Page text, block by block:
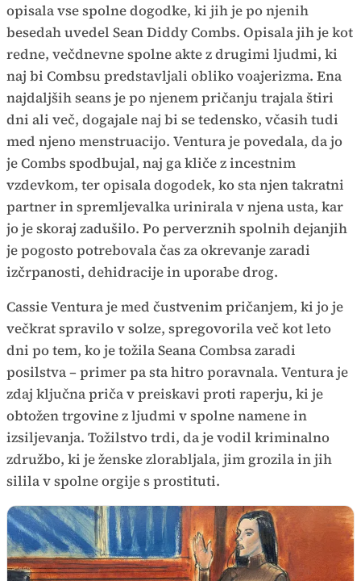
opisala vse spolne dogodke, ki jih je po njenih
besedah uvedel Sean Diddy Combs. Opisala jih je kot
redne, večdnevne spolne akte z drugimi ljudmi, ki
naj bi Combsu predstavljali obliko voajerizma. Ena
najdaljših seans je po njenem pričanju trajala štiri
dni ali več, dogajale naj bi se tedensko, včasih tudi
med njeno menstruacijo. Ventura je povedala, da jo
je Combs spodbujal, naj ga kliče z incestnim
vzdevkom, ter opisala dogodek, ko sta njen takratni
partner in spremljevalka urinirala v njena usta, kar
jo je skoraj zadušilo. Po perverznih spolnih dejanjih
je pogosto potrebovala čas za okrevanje zaradi
izčrpanosti, dehidracije in uporabe drog.
Cassie Ventura je med čustvenim pričanjem, ki jo je
večkrat spravilo v solze, spregovorila več kot leto
dni po tem, ko je tožila Seana Combsa zaradi
posilstva – primer pa sta hitro poravnala. Ventura je
zdaj ključna priča v preiskavi proti raperju, ki je
obtožen trgovine z ljudmi v spolne namene in
izsiljevanja. Tožilstvo trdi, da je vodil kriminalno
združbo, ki je ženske zlorabljala, jim grozila in jih
silila v spolne orgije s prostituti.